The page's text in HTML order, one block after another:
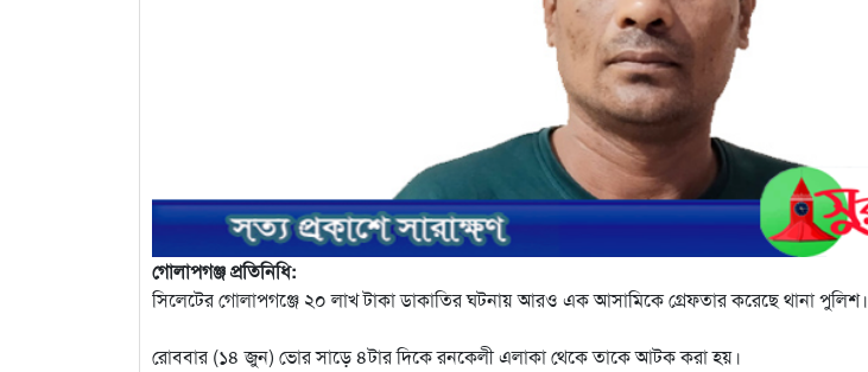
গোলাপগঞ্জ প্রতিনিধি:
সিলেটের গোলাপগঞ্জে ২০ লাখ টাকা ডাকাতির ঘটনায় আরও এক আসামিকে গ্রেফতার করেছে থানা পুলিশ।
রোববার (১৪ জুন) ভোর সাড়ে ৪টার দিকে রনকেলী এলাকা থেকে তাকে আটক করা হয়।